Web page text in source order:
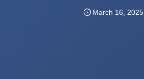
March 16 2025